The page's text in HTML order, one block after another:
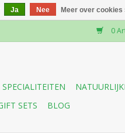
0
SPECIALITEITEN
SETS BLOG
Ja Nee Meer over cookies